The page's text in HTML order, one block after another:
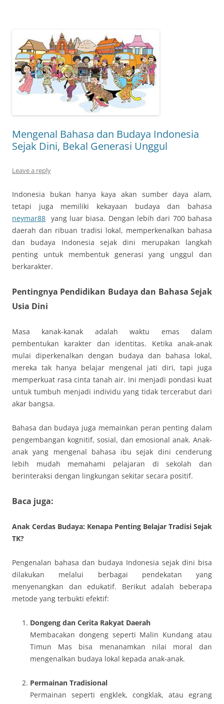
Mengenal Bahasa dan Budaya Indonesia
Sejak Dini, Bekal Generasi Unggul
Leave a reply
Indonesia bukan hanya kaya akan sumber daya alam,
tetapi juga memiliki kekayaan budaya dan bahasa
neymar88 yang luar biasa. Dengan lebih dari 700 bahasa
daerah dan ribuan tradisi lokal, memperkenalkan bahasa
dan budaya Indonesia sejak dini merupakan langkah
penting untuk membentuk generasi yang unggul dan
berkarakter.
Pentingnya Pendidikan Budaya dan Bahasa Sejak
Usia Dini
Masa kanak-kanak adalah waktu emas dalam
pembentukan karakter dan identitas. Ketika anak-anak
mulai diperkenalkan dengan budaya dan bahasa lokal,
mereka tak hanya belajar mengenal jati diri, tapi juga
memperkuat rasa cinta tanah air. Ini menjadi pondasi kuat
untuk tumbuh menjadi individu yang tidak tercerabut dari
akar bangsa.
Bahasa dan budaya juga memainkan peran penting dalam
pengembangan kognitif, sosial, dan emosional anak. Anak-
anak yang mengenal bahasa ibu sejak dini cenderung
lebih mudah memahami pelajaran di sekolah dan
berinteraksi dengan lingkungan sekitar secara positif.
Baca juga:
Anak Cerdas Budaya: Kenapa Penting Belajar Tradisi Sejak
TK?
Pengenalan bahasa dan budaya Indonesia sejak dini bisa
dilakukan melalui berbagai pendekatan yang
menyenangkan dan edukatif. Berikut adalah beberapa
metode yang terbukti efektif:
Dongeng dan Cerita Rakyat Daerah
Membacakan dongeng seperti Malin Kundang atau
Timun Mas bisa menanamkan nilai moral dan
mengenalkan budaya lokal kepada anak-anak.
Permainan Tradisional
Permainan seperti engklek, congklak, atau egrang